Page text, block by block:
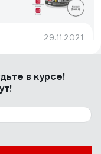
29.11.2021
отличный
А 3
в курсе!